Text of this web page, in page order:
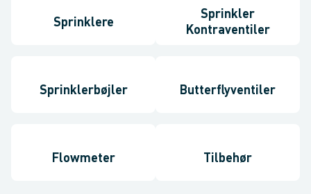
Sprinklere
Sprinkler
Kontraventiler
Sprinklerbøjler Butterflyventiler
Flowmeter Tilbehør